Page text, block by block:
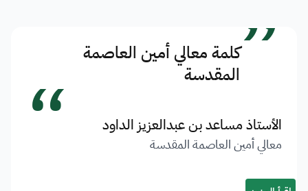
”كلمة معالي أمين العاصمة
المقدسة
الأستاذ مساعد بن عبدالعزيز الداود
معالي أمين العاصمة المقدسة “